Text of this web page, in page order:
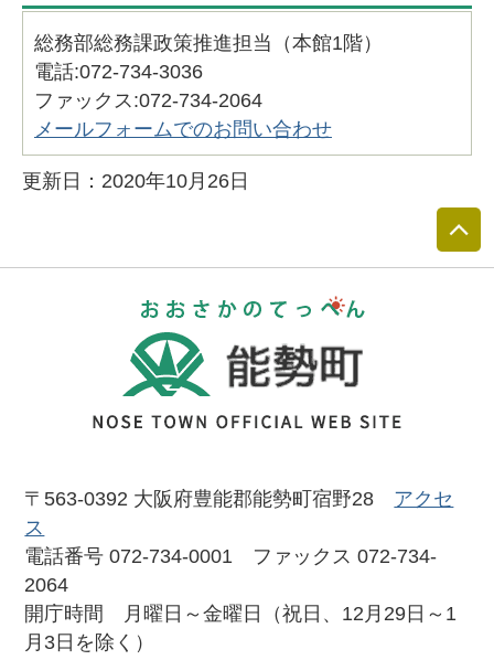
総務部総務課政策推進担当（本館1階）
電話:072-734-3036
ファックス:072-734-2064
メールフォームでのお問い合わせ
更新日：2020年10月26日
〒563-0392 大阪府豊能郡能勢町宿野28 アクセ
ス
電話番号 072-734-0001 ファックス 072-734-
2064
開庁時間 月曜日～金曜日（祝日、12月29日～1
月3日を除く）